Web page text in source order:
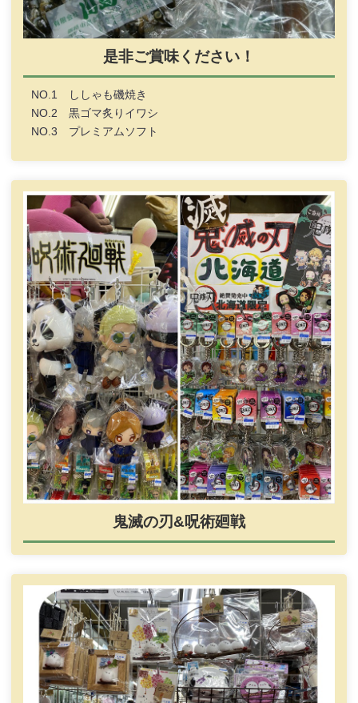
是非ご賞味ください！
NO.1 ししゃも磯焼き
NO.2 黒ゴマ炙りイワシ
NO.3 プレミアムソフト
鬼滅の刃&呪術廻戦